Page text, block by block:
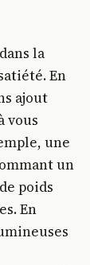
la
En
ajout
vous
une
un
poids
En